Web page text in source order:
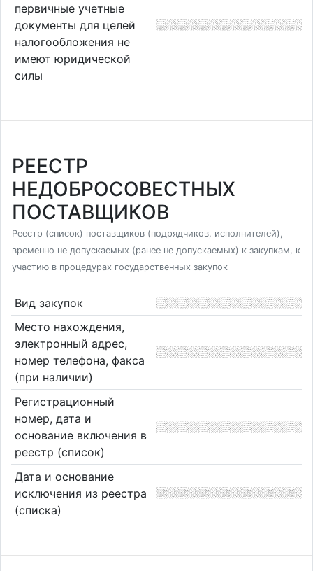
первичные учетные
документы для целей
налогообложения не
имеют юридической
силы
РЕЕСТР
НЕДОБРОСОВЕСТНЫХ
ПОСТАВЩИКОВ
Реестр (список) поставщиков (подрядчиков, исполнителей),
временно не допускаемых (ранее не допускаемых) к закупкам, к
участию в процедурах государственных закупок
Вид закупок
Место нахождения,
электронный адрес,
номер телефона, факса
(при наличии)
Регистрационный
номер, дата и
основание включения в
реестр (список)
Дата и основание
исключения из реестра
(списка)